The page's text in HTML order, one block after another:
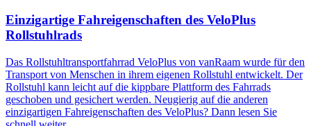
Einzigartige Fahreigenschaften des VeloPlus
Rollstuhlrads
Das Rollstuhltransportfahrrad VeloPlus von vanRaam wurde für den
Transport von Menschen in ihrem eigenen Rollstuhl entwickelt. Der
Rollstuhl kann leicht auf die kippbare Plattform des Fahrrads
geschoben und gesichert werden. Neugierig auf die anderen
einzigartigen Fahreigenschaften des VeloPlus? Dann lesen Sie